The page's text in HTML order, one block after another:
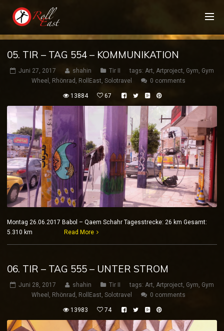
05. TIR – TAG 554 – KOMMUNIKATION
Juni 27, 2017 shahin Tir II tags: Art, Artproject, Gym, Gym
Wheel , Rhönrad , RollEast, Solotravel 0 comments
13884 67
Montag 26.06.2017 Babol – Qaem Schahr Tagesstrecke: 26 km Gesamt:
5.310 km
Read More
06. TIR – TAG 555 – UNTER STROM
Juni 28, 2017 shahin Tir II tags: Art, Artproject, Gym, Gym
Wheel , Rhönrad , RollEast, Solotravel 0 comments
13983 74